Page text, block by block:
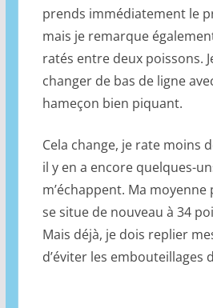
prends immédiatement le
mais je remarque
ratés entre deux poissons.
changer de bas de ligne
hameçon bien piquant.
Cela change, je rate moins
il y en a encore quelques-
m’échappent. Ma
se situe de nouveau à 34
Mais déjà, je dois replier
d’éviter les embouteillages